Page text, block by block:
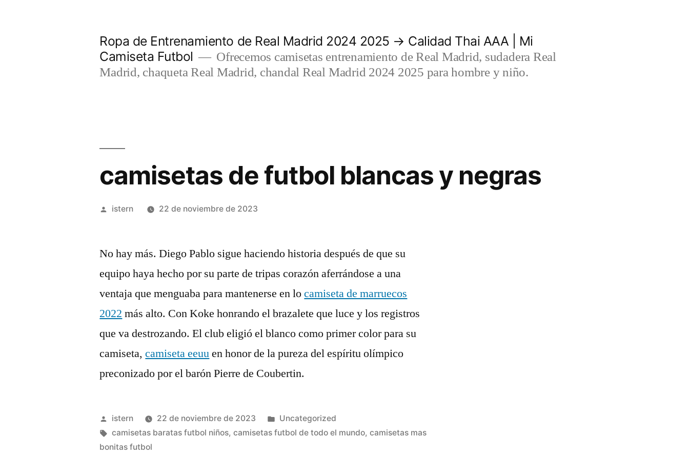
Ropa de Entrenamiento de Real Madrid 2024 2025 → Calidad Thai AAA | Mi
Camiseta Futbol
Ofrecemos camisetas entrenamiento de Real Madrid, sudadera Real
Madrid, chaqueta Real Madrid, chandal Real Madrid 2024 2025 para hombre y niño.
camisetas de futbol blancas y negras
Publicado
istern 22 de noviembre de 2023
No hay más. Diego Pablo sigue haciendo historia después de que su
equipo haya hecho por su parte de tripas corazón aferrándose a una
ventaja que menguaba para mantenerse en locamiseta de marruecos
2022 más alto. Con Koke honrando el brazalete que luce y los registros
que va destrozando. El club eligió el blanco como primer color para su
camiseta,camiseta eeuuen honor de la pureza del espíritu olímpico
preconizado por el barón Pierre de Coubertin.
Publicado
por
istern 22 de noviembre de 2023
Publicado
en
Uncategorized
Etiquetas:
camisetas baratas futbol niños,camisetas futbol de todo el mundo,camisetas mas
bonitas futbol